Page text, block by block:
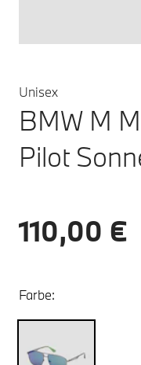
Unisex
BMW M
Pilot
110,00 €
Farbe: